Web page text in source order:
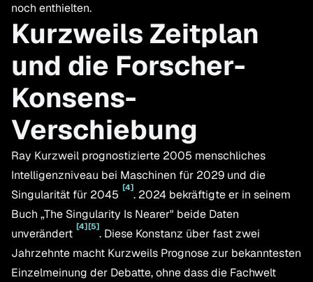
noch enthielten.
Kurzweils Zeitplan
und die Forscher-
Konsens-
Verschiebung
Ray Kurzweil prognostizierte 2005 menschliches
Intelligenzniveau bei Maschinen für 2029 und die
Singularität für 2045
[4]
. 2024 bekräftigte er in seinem
Buch „The Singularity Is Nearer" beide Daten
unverändert
[4][5]
. Diese Konstanz über fast zwei
Jahrzehnte macht Kurzweils Prognose zur bekanntesten
Einzelmeinung der Debatte, ohne dass die Fachwelt